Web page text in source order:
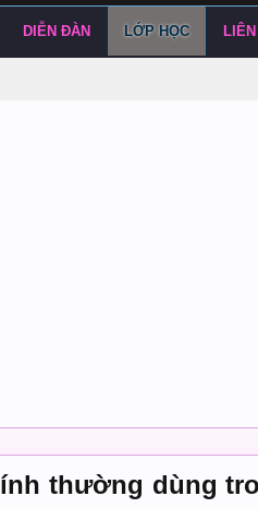
thường dùng
DIỄN ĐÀN LỚP HỌC